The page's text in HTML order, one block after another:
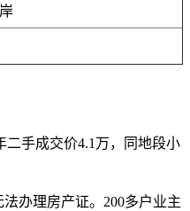
二手成交价4.1万，同地段小
办理房产证。200多户业主